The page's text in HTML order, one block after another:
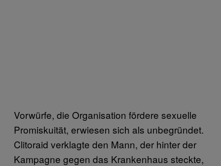
Vorwürfe, die Organisation fördere sexuelle
Promiskuität, erwiesen sich als unbegründet.
Clitoraid verklagte den Mann, der hinter der
Kampagne gegen das Krankenhaus steckte,